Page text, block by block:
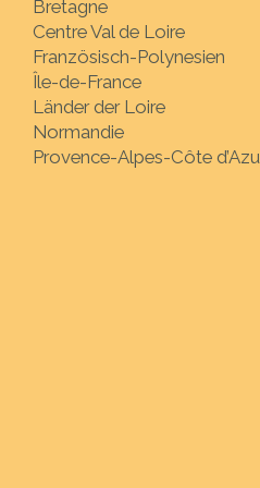
Bretagne
Centre Val de Loire
Französisch-Polynesien
Île-de-France
Länder der Loire
Normandie
Provence-Alpes-Côte